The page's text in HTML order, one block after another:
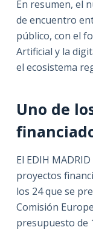
En resumen, el
de encuentro
público, con el
Artificial y la
el ecosistema
Uno de
El EDIH
proyectos
los 24 que se
Comisión
presupuesto de